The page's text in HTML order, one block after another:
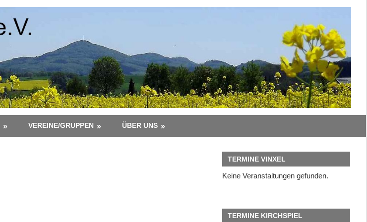
VEREINE/GRUPPEN ÜBER UNS
TERMINE VINXEL
Keine Veranstaltungen gefunden.
TERMINE KIRCHSPIEL